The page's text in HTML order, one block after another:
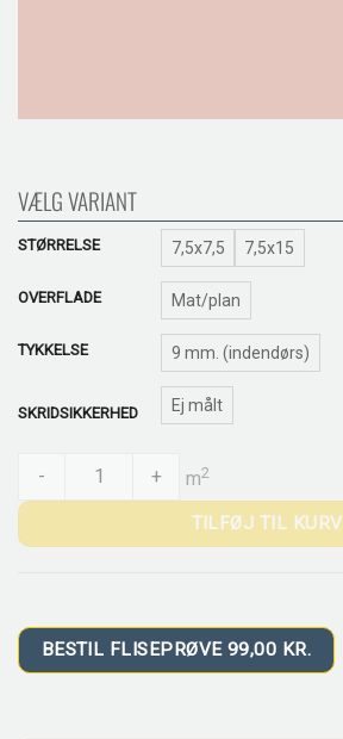
VÆLG VARIANT
STØRRELSE 7,5x7,5 7,5x15
OVERFLADE Mat/plan
TYKKELSE 9 mm. (indendørs)
SKRIDSIKKERHED Ej målt
CESI Metro Malva quantity
- + m2
TILFØJ TIL KURV
BESTIL FLISEPRØVE 99,00 KR.